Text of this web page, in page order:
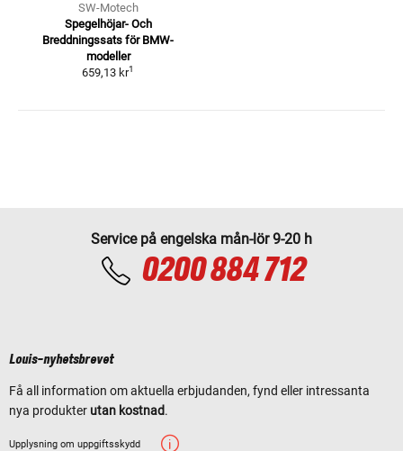
SW-Motech
Spegelhöjar- Och
Breddningssats för BMW-
modeller
659,13 kr1
Service på engelska mån-lör 9-20 h
0200 884 712
Louis-nyhetsbrevet
Få all information om aktuella erbjudanden, fynd eller intressanta
nya produkter utan kostnad.
Upplysning om uppgiftsskydd